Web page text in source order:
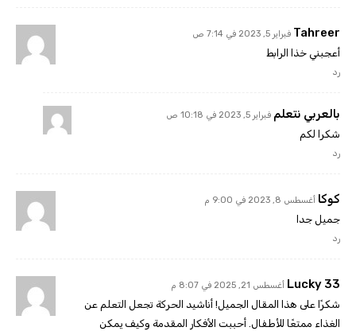
Tahreer فبراير 5, 2023 في 7:14 ص
أعجبني خذا الرابط
رد
بالعربي نتعلم فبراير 5, 2023 في 10:18 ص
شكرا لكم
رد
كوكا أغسطس 8, 2023 في 9:00 م
جميل جدا
رد
Lucky 33 أغسطس 21, 2025 في 8:07 م
شكرًا على هذا المقال الجميل! أناشيد الحركة تجعل التعلم عن
الغذاء ممتعًا للأطفال. أحببت الأفكار المقدمة وكيف يمكن